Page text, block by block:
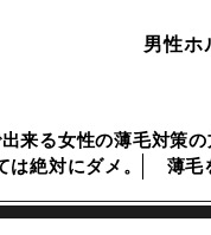
男性ホ
来る女性の薄毛対策の
絶対にダメ。
薄毛